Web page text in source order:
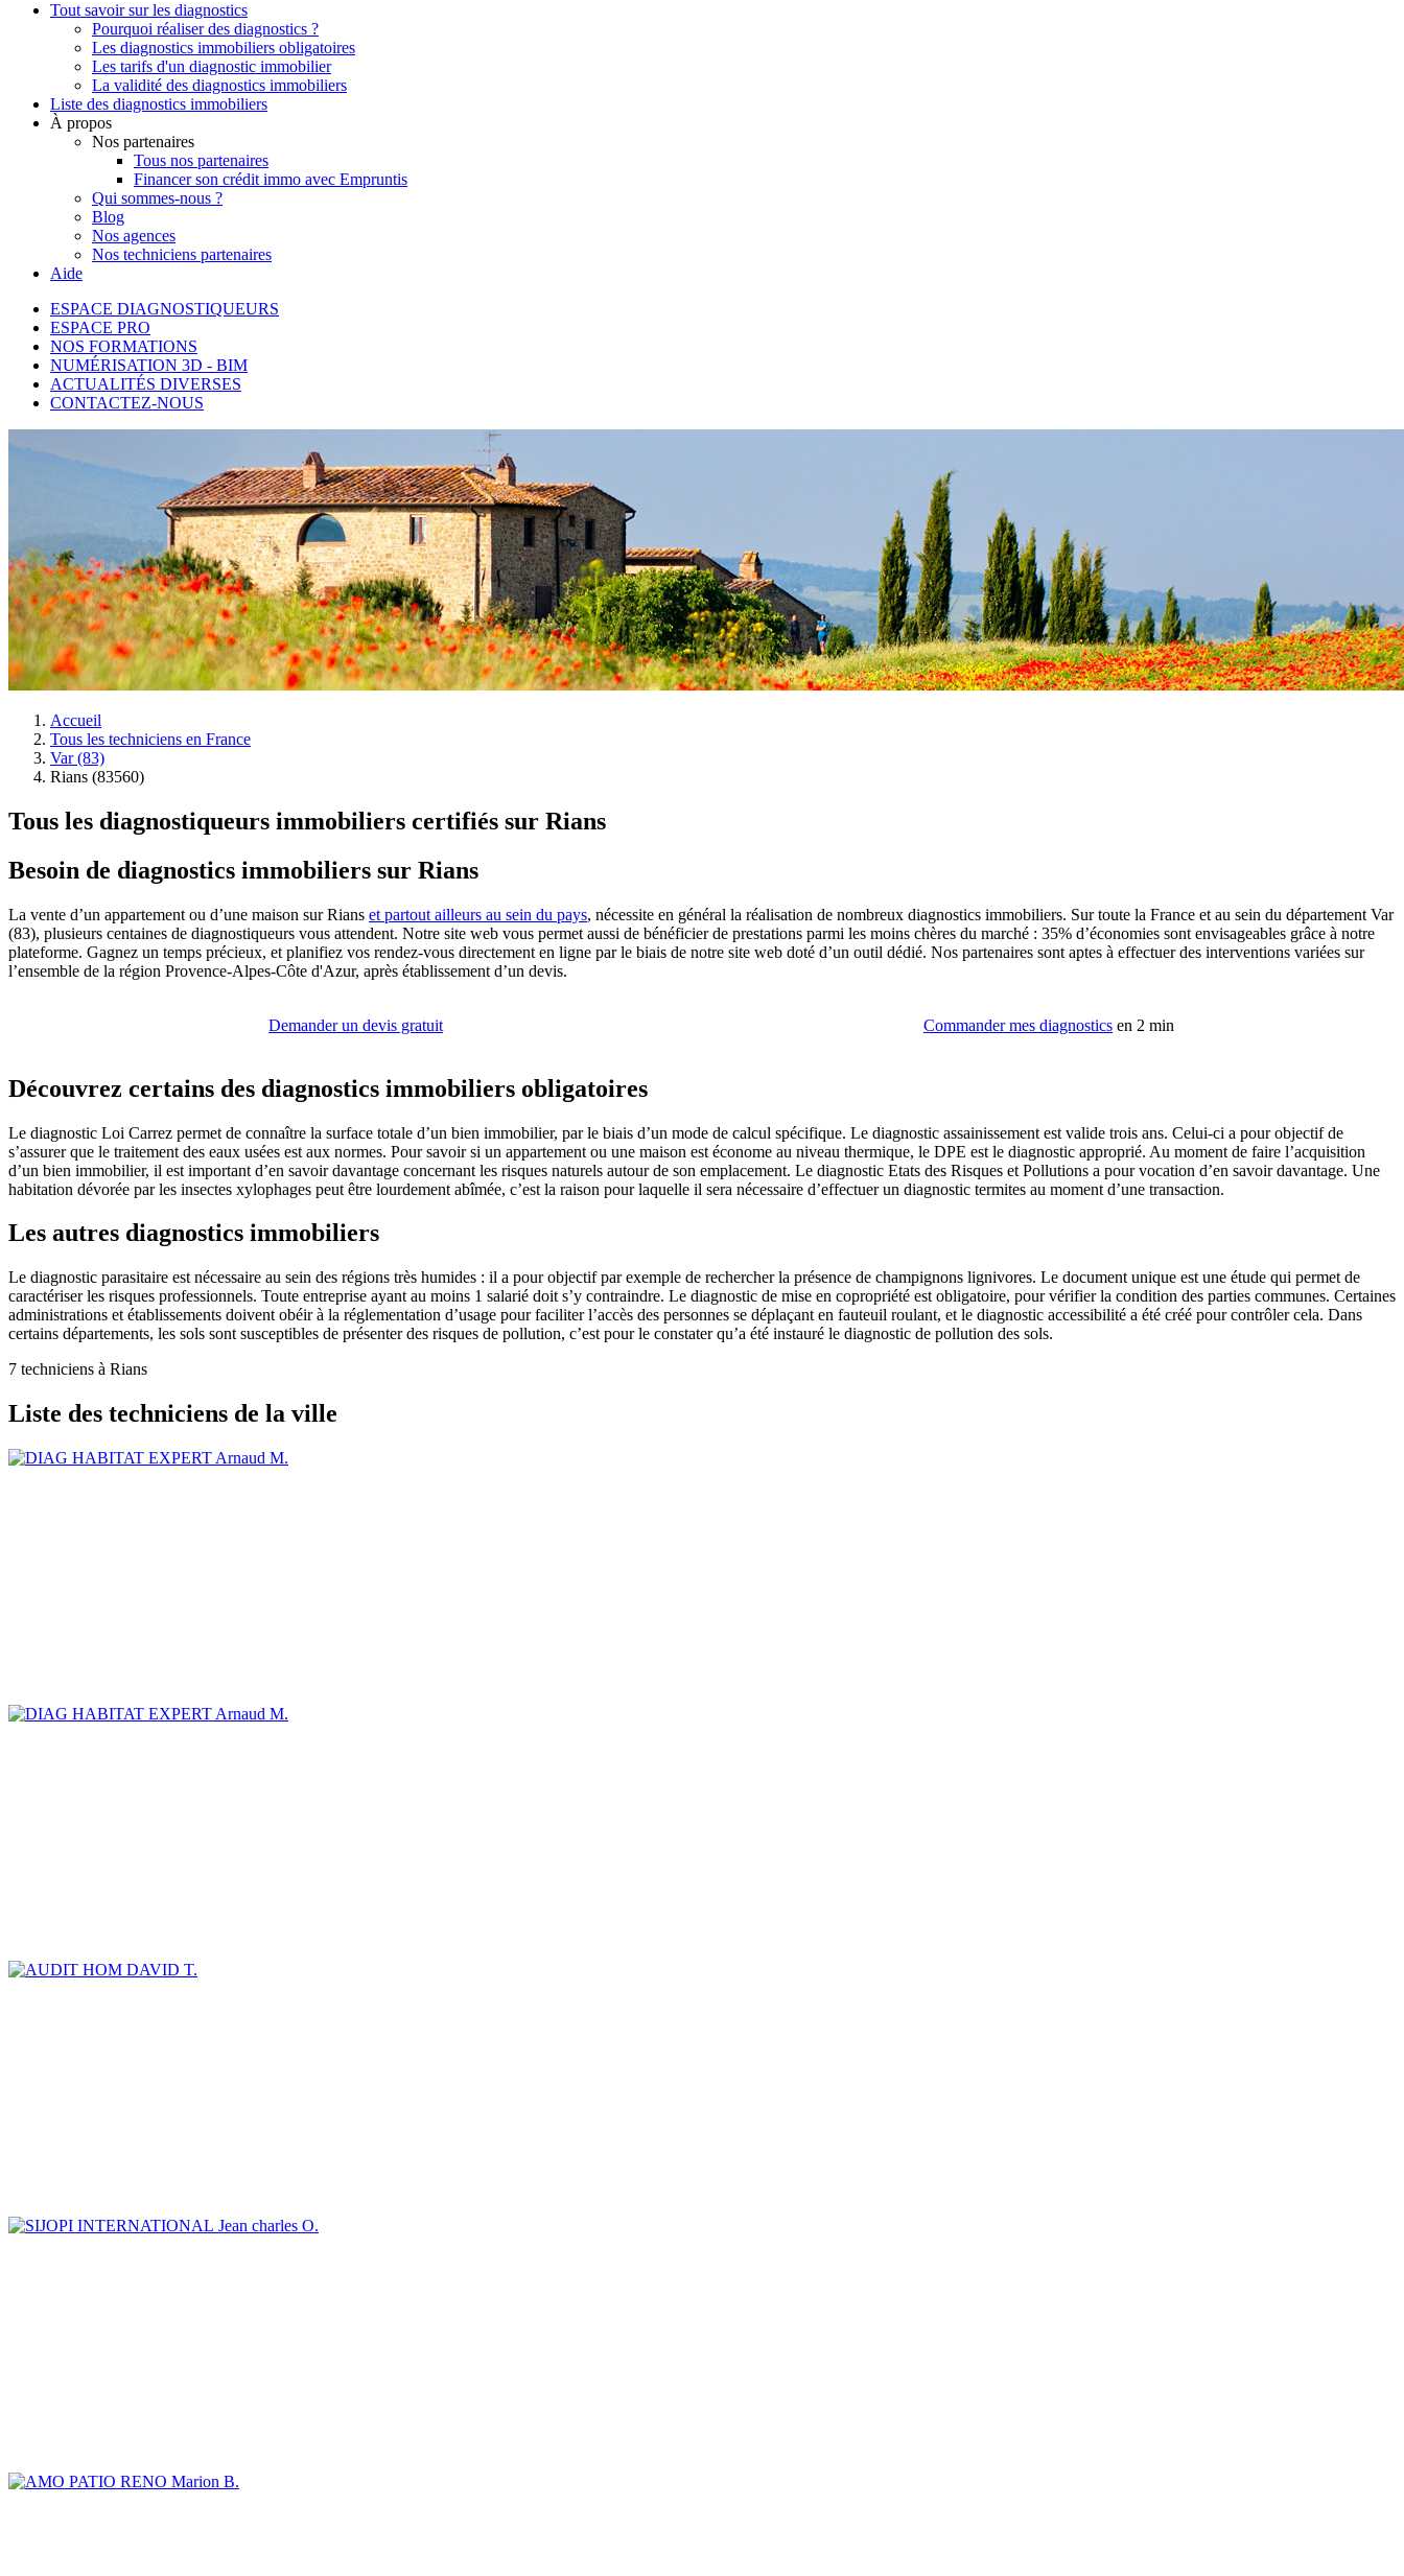
Tout savoir sur les diagnostics
Pourquoi réaliser des diagnostics ?
Les diagnostics immobiliers obligatoires
Les tarifs d'un diagnostic immobilier
La validité des diagnostics immobiliers
Liste des diagnostics immobiliers
À propos
Nos partenaires
Tous nos partenaires
Financer son crédit immo avec Empruntis
Qui sommes-nous ?
Blog
Nos agences
Nos techniciens partenaires
Aide
ESPACE DIAGNOSTIQUEURS
ESPACE PRO
NOS FORMATIONS
NUMÉRISATION 3D - BIM
ACTUALITÉS DIVERSES
CONTACTEZ-NOUS
Accueil
Tous les techniciens en France
Var (83)
Rians (83560)
Tous les diagnostiqueurs immobiliers certifiés sur Rians
Besoin de diagnostics immobiliers sur Rians
La vente d’un appartement ou d’une maison sur Rians et partout ailleurs au sein du pays, nécessite en général la réalisation de nombreux diagnostics immobiliers. Sur toute la France et au sein du département Var
(83), plusieurs centaines de diagnostiqueurs vous attendent. Notre site web vous permet aussi de bénéficier de prestations parmi les moins chères du marché : 35% d’économies sont envisageables grâce à notre
plateforme. Gagnez un temps précieux, et planifiez vos rendez-vous directement en ligne par le biais de notre site web doté d’un outil dédié. Nos partenaires sont aptes à effectuer des interventions variées sur
l’ensemble de la région Provence-Alpes-Côte d'Azur, après établissement d’un devis.
Demander un devis gratuit Commander mes diagnostics en 2 min
Découvrez certains des diagnostics immobiliers obligatoires
Le diagnostic Loi Carrez permet de connaître la surface totale d’un bien immobilier, par le biais d’un mode de calcul spécifique. Le diagnostic assainissement est valide trois ans. Celui-ci a pour objectif de
s’assurer que le traitement des eaux usées est aux normes. Pour savoir si un appartement ou une maison est économe au niveau thermique, le DPE est le diagnostic approprié. Au moment de faire l’acquisition
d’un bien immobilier, il est important d’en savoir davantage concernant les risques naturels autour de son emplacement. Le diagnostic Etats des Risques et Pollutions a pour vocation d’en savoir davantage. Une
habitation dévorée par les insectes xylophages peut être lourdement abîmée, c’est la raison pour laquelle il sera nécessaire d’effectuer un diagnostic termites au moment d’une transaction.
Les autres diagnostics immobiliers
Le diagnostic parasitaire est nécessaire au sein des régions très humides : il a pour objectif par exemple de rechercher la présence de champignons lignivores. Le document unique est une étude qui permet de
caractériser les risques professionnels. Toute entreprise ayant au moins 1 salarié doit s’y contraindre. Le diagnostic de mise en copropriété est obligatoire, pour vérifier la condition des parties communes. Certaines
administrations et établissements doivent obéir à la réglementation d’usage pour faciliter l’accès des personnes se déplaçant en fauteuil roulant, et le diagnostic accessibilité a été créé pour contrôler cela. Dans
certains départements, les sols sont susceptibles de présenter des risques de pollution, c’est pour le constater qu’a été instauré le diagnostic de pollution des sols.
7 techniciens à Rians
Liste des techniciens de la ville
Arnaud M.
Arnaud M.
DAVID T.
Jean charles O.
Marion B.